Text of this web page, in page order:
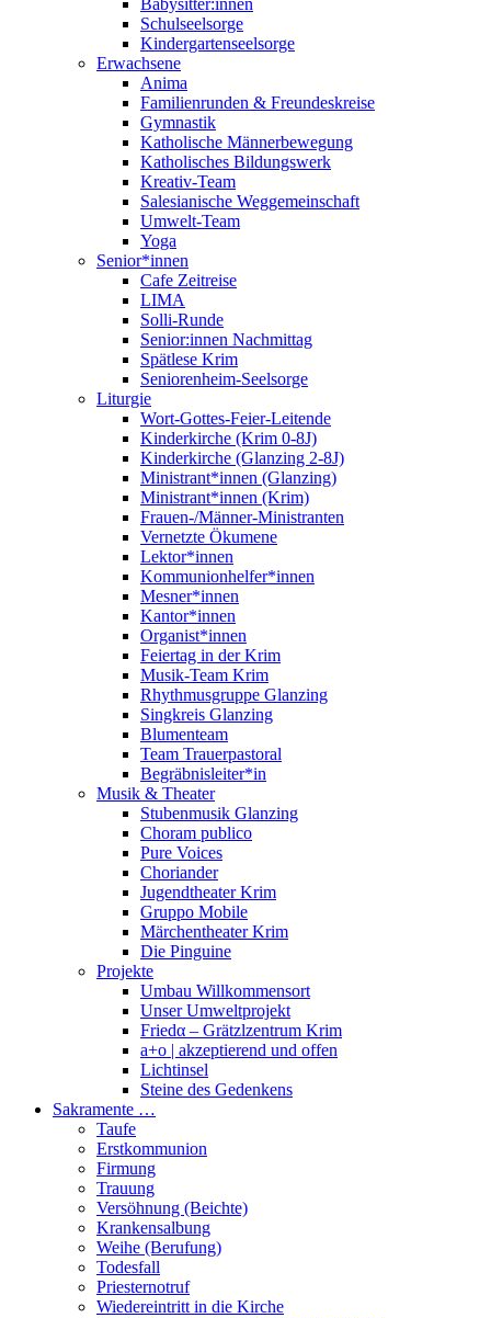
Babysitter:innen
Schulseelsorge
Kindergartenseelsorge
Erwachsene
Anima
Familienrunden & Freundeskreise
Gymnastik
Katholische Männerbewegung
Katholisches Bildungswerk
Kreativ-Team
Salesianische Weggemeinschaft
Umwelt-Team
Yoga
Senior*innen
Cafe Zeitreise
LIMA
Solli-Runde
Senior:innen Nachmittag
Spätlese Krim
Seniorenheim-Seelsorge
Liturgie
Wort-Gottes-Feier-Leitende
Kinderkirche (Krim 0-8J)
Kinderkirche (Glanzing 2-8J)
Ministrant*innen (Glanzing)
Ministrant*innen (Krim)
Frauen-/Männer-Ministranten
Vernetzte Ökumene
Lektor*innen
Kommunionhelfer*innen
Mesner*innen
Kantor*innen
Organist*innen
Feiertag in der Krim
Musik-Team Krim
Rhythmusgruppe Glanzing
Singkreis Glanzing
Blumenteam
Team Trauerpastoral
Begräbnisleiter*in
Musik & Theater
Stubenmusik Glanzing
Choram publico
Pure Voices
Choriander
Jugendtheater Krim
Gruppo Mobile
Märchentheater Krim
Die Pinguine
Projekte
Umbau Willkommensort
Unser Umweltprojekt
Friedα – Grätzlzentrum Krim
a+o | akzeptierend und offen
Lichtinsel
Steine des Gedenkens
Sakramente …
Taufe
Erstkommunion
Firmung
Trauung
Versöhnung (Beichte)
Krankensalbung
Weihe (Berufung)
Todesfall
Priesternotruf
Wiedereintritt in die Kirche